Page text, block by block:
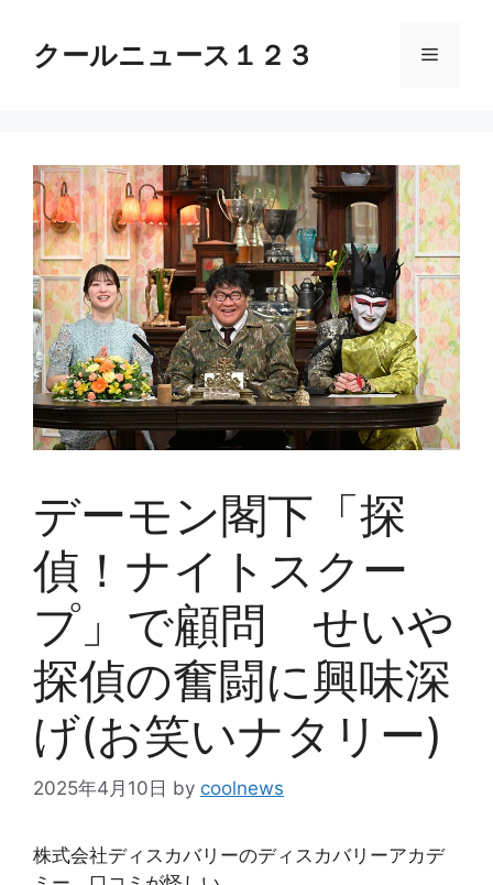
クールニュース１２３ メ
ュ
ー
デーモン閣下「探
偵！ナイトスクー
プ」で顧問 せいや
探偵の奮闘に興味深
げ(お笑いナタリー)
2025年4月10日 by coolnews
株式会社ディスカバリーのディスカバリーアカデ